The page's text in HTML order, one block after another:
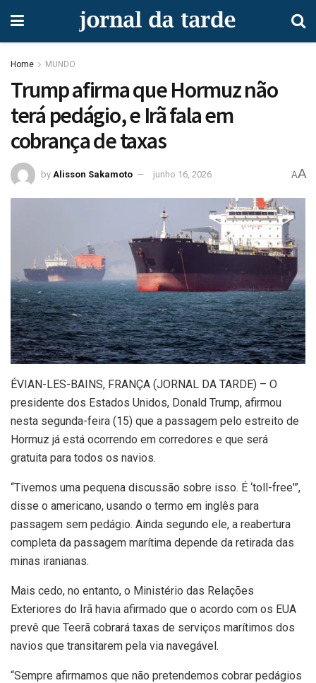
Home MUNDO
Trump afirma que Hormuz não
terá pedágio, e Irã fala em
cobrança de taxas
by Alisson Sakamoto junho 16, 2026 AA
ÉVIAN-LES-BAINS, FRANÇA (JORNAL DA TARDE) – O
presidente dos Estados Unidos, Donald Trump, afirmou
nesta segunda-feira (15) que a passagem pelo estreito de
Hormuz já está ocorrendo em corredores e que será
gratuita para todos os navios.
“Tivemos uma pequena discussão sobre isso. É ‘toll-free'”,
disse o americano, usando o termo em inglês para
passagem sem pedágio. Ainda segundo ele, a reabertura
completa da passagem marítima depende da retirada das
minas iranianas.
Mais cedo, no entanto, o Ministério das Relações
Exteriores do Irã havia afirmado que o acordo com os EUA
prevê que Teerã cobrará taxas de serviços marítimos dos
navios que transitarem pela via navegável.
“Sempre afirmamos que não pretendemos cobrar pedágios